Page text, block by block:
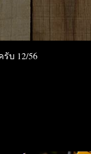
บ 12/56